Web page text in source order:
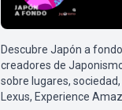
Descubre Japón a
creadores de
sobre lugares,
Lexus, Experience